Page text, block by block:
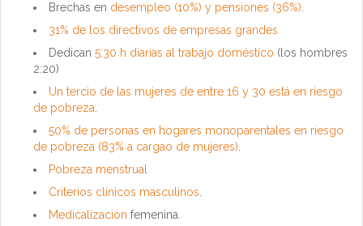
Brechas en desempleo (10%) y pensiones (36%)
31% de los directivos de empresas grandes
Dedican 5:30 h diarias al trabajo doméstico (los hombres
2:20)
Un tercio de las mujeres de entre 16 y 30 está en riesgo
de pobreza
50% de personas en hogares monoparentales en riesgo
de pobreza (83% a cargao de mujeres)
Pobreza menstrual
Criterios clínicos masculinos
Medicalización femenina.